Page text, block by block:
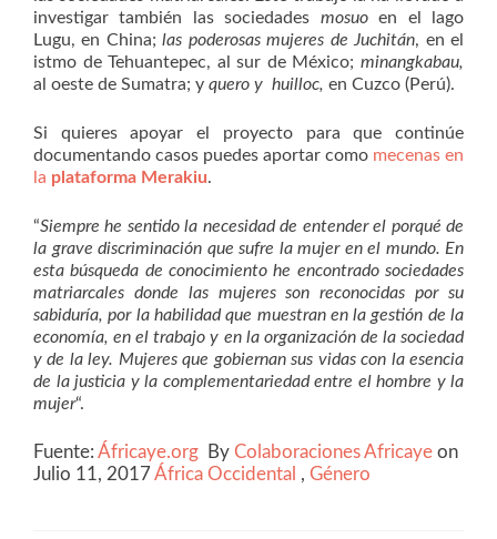
investigar también las sociedades mosuoen el lago
Lugu, en China;las poderosas mujeres de Juchitán, en el
istmo de Tehuantepec, al sur de México; minangkabau,
al oeste de Sumatra; y quero y huilloc, en Cuzco (Perú).
Si quieres apoyar el proyecto para que continúe
documentando casos puedes aportar como mecenas en
la plataforma Merakiu.
“Siempre he sentido la necesidad de entender el porqué de
la grave discriminación que sufre la mujer en el mundo. En
esta búsqueda de conocimiento he encontrado sociedades
matriarcales donde las mujeres son reconocidas por su
sabiduría, por la habilidad que muestran en la gestión de la
economía, en el trabajo y en la organización de la sociedad
y de la ley. Mujeres que gobiernan sus vidas con la esencia
de la justicia y la complementariedad entre el hombre y la
mujer“.
Fuente: Áfricaye.org By Colaboraciones Africaye on
Julio 11, 2017 África Occidental , Género